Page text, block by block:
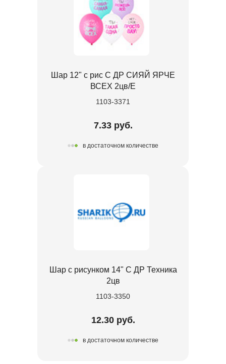
Шар 12" с рис С ДР СИЯЙ ЯРЧЕ
ВСЕХ 2цв/E
1103-3371
7.33 руб.
в достаточном количестве
Шар с рисунком 14" С ДР Техника
2цв
1103-3350
12.30 руб.
в достаточном количестве